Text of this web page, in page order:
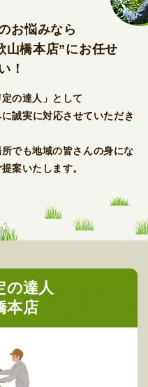
お悩みなら
山橋本店”にお任せ
！
の達人」として
誠実に対応させていただき
でも地域の皆さんの身にな
案いたします。
の達人
本店